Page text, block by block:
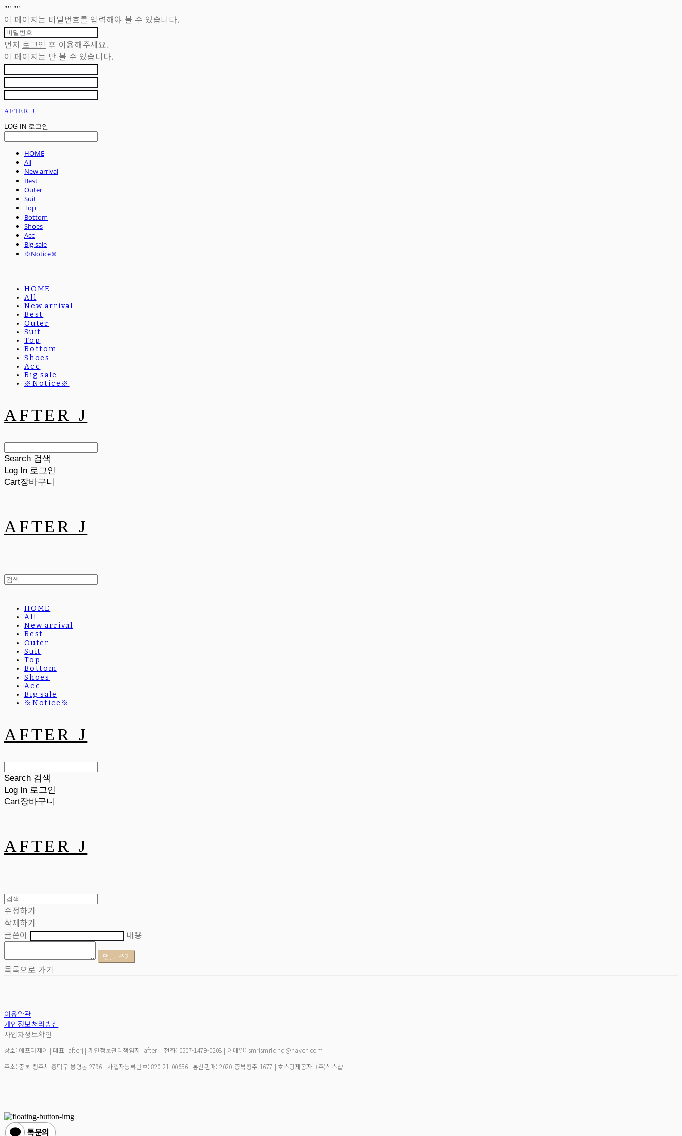
"" ""
이 페이지는 비밀번호를 입력해야 볼 수 있습니다.
먼저 로그인 후 이용해주세요.
이 페이지는 만 볼 수 있습니다.
AFTER J
LOG IN 로그인
HOME
All
New arrival
Best
Outer
Suit
Top
Bottom
Shoes
Acc
Big sale
※Notice※
HOME
All
New arrival
Best
Outer
Suit
Top
Bottom
Shoes
Acc
Big sale
※Notice※
AFTER J
Search 검색
Log In 로그인
Cart장바구니
AFTER J
HOME
All
New arrival
Best
Outer
Suit
Top
Bottom
Shoes
Acc
Big sale
※Notice※
AFTER J
Search 검색
Log In 로그인
Cart장바구니
AFTER J
수정하기
삭제하기
글쓴이
내용
댓글 쓰기
목록으로 가기
이용약관
개인정보처리방침
사업자정보확인
상호: 애프터제이 | 대표: afterj | 개인정보관리책임자: afterj | 전화: 0507-1479-0208 | 이메일: smrlsmrlqhd@naver.com
주소: 충북 청주시 흥덕구 봉명동 2796 | 사업자등록번호: 820-21-00656| 통신판매:2020-충북청주-1677 | 호스팅제공자: (주)식스샵